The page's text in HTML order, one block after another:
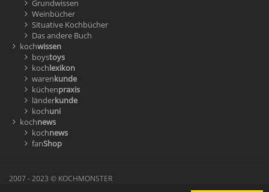
Grundwissen
Weinbücher
Situative Kochbücher
Das andere Buch
kochwissen
boystoys
kochlexikon
warenkunde
küchenpraxis
länderkunde
kochuni
kochnews
kochnews
fanShop
2007 - 2023 © KOCHMONSTER